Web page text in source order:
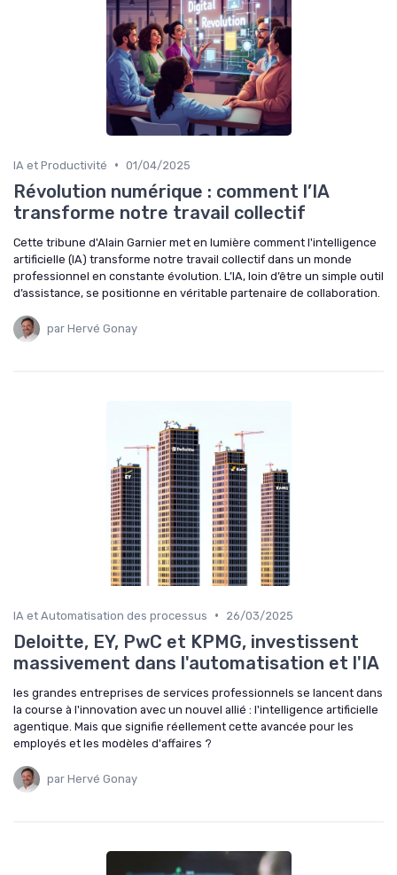
IA et Productivité • 01/04/2025
Révolution numérique : comment l’IA
transforme notre travail collectif
Cette tribune d'Alain Garnier met en lumière comment l'intelligence
artificielle (IA) transforme notre travail collectif dans un monde
professionnel en constante évolution. L’IA, loin d’être un simple outil
d’assistance, se positionne en véritable partenaire de collaboration.
par Hervé Gonay
IA et Automatisation des processus • 26/03/2025
Deloitte, EY, PwC et KPMG, investissent
massivement dans l'automatisation et l'IA
les grandes entreprises de services professionnels se lancent dans
la course à l'innovation avec un nouvel allié : l'intelligence artificielle
agentique. Mais que signifie réellement cette avancée pour les
employés et les modèles d'affaires ?
par Hervé Gonay